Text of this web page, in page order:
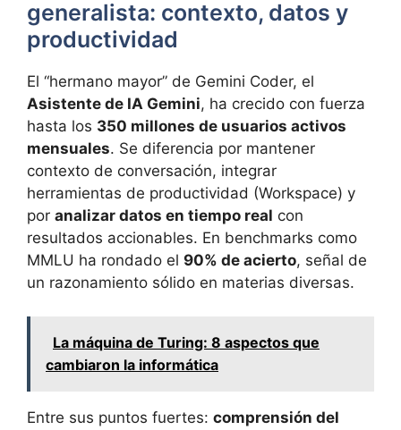
generalista: contexto, datos y
productividad
El “hermano mayor” de Gemini Coder, el
Asistente de IA Gemini, ha crecido con fuerza
hasta los 350 millones de usuarios activos
mensuales. Se diferencia por mantener
contexto de conversación, integrar
herramientas de productividad (Workspace) y
por analizar datos en tiempo real con
resultados accionables. En benchmarks como
MMLU ha rondado el 90% de acierto, señal de
un razonamiento sólido en materias diversas.
La máquina de Turing: 8 aspectos que
cambiaron la informática
Entre sus puntos fuertes: comprensión del